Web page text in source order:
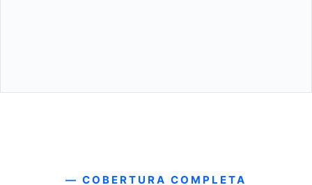
— COBERTURA COMPLETA